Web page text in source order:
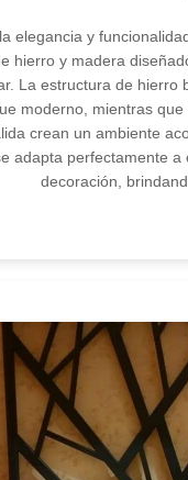
elegancia y
hierro y madera
La estructura de hierro
moderno, mientras que
crean un ambiente
adapta perfectamente a
decoración,